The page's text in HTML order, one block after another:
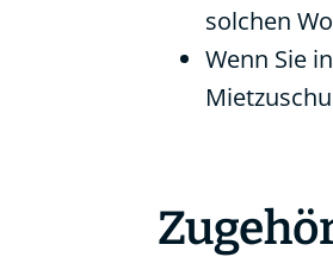
solchen
Wenn Sie